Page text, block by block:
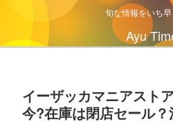
旬な情報をいち
Ayu
イーザッカマニアスト
今?在庫は閉店セール？